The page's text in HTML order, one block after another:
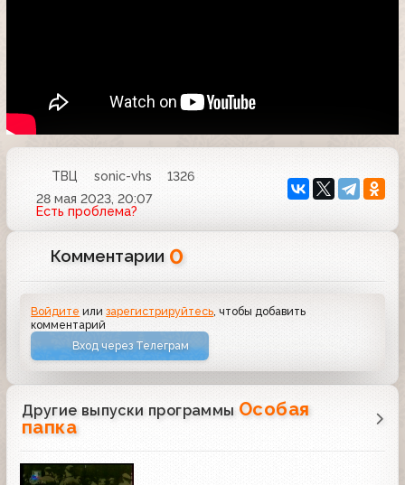
ТВЦ sonic-vhs
1326
28 мая 2023, 20:07
Есть проблема?
Комментарии 0
Войдите илизарегистрируйтесь , чтобы добавить
комментарий
Вход через Телеграм
Другие выпуски программы Особая
папка